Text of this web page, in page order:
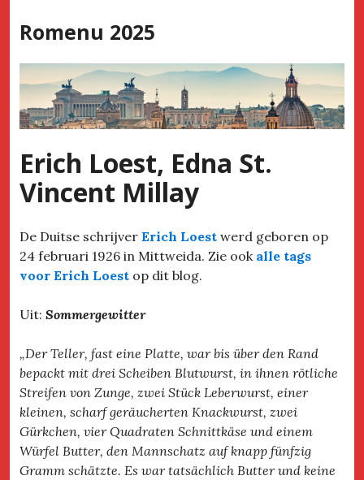
to
Romenu 2025
Erich Loest, Edna St.
Vincent Millay
De Duitse schrijver Erich Loest werd geboren op
24 februari 1926 in Mittweida. Zie ook alle tags
voor Erich Loest op dit blog.
Uit: Sommergewitter
„Der Teller, fast eine Platte, war bis über den Rand
bepackt mit drei Scheiben Blutwurst, in ihnen rötliche
Streifen von Zunge, zwei Stück Leberwurst, einer
kleinen, scharf geräucherten Knackwurst, zwei
Gürkchen, vier Quadraten Schnittkäse und einem
Würfel Butter, den Mannschatz auf knapp fünfzig
Gramm schätzte. Es war tatsächlich Butter und keine